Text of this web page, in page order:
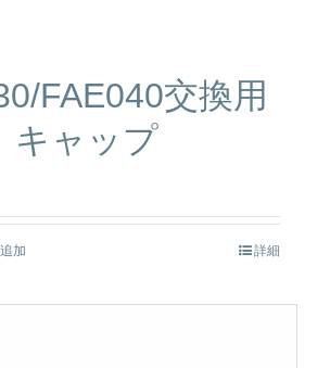
FAE040交換用
キャップ
加 詳細